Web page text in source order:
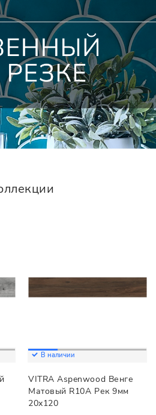
В наличии
VITRA Aspenwood Венге
Матовый R10A Рек 9мм
20x120